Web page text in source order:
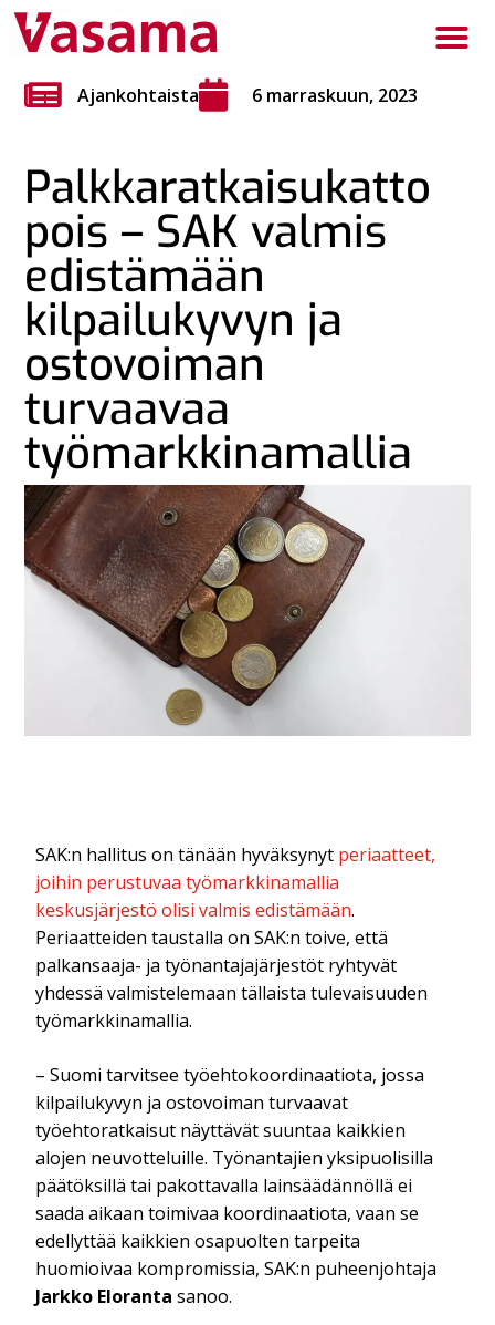
Ajankohtaista 6 marraskuun, 2023
Palkkaratkaisukatto
pois – SAK valmis
edistämään
kilpailukyvyn ja
ostovoiman
turvaavaa
työmarkkinamallia
SAK:n hallitus on tänään hyväksynyt periaatteet,
joihin perustuvaa työmarkkinamallia
keskusjärjestö olisi valmis edistämään.
Periaatteiden taustalla on SAK:n toive, että
palkansaaja- ja työnantajajärjestöt ryhtyvät
yhdessä valmistelemaan tällaista tulevaisuuden
työmarkkinamallia.
– Suomi tarvitsee työehtokoordinaatiota, jossa
kilpailukyvyn ja ostovoiman turvaavat
työehtoratkaisut näyttävät suuntaa kaikkien
alojen neuvotteluille. Työnantajien yksipuolisilla
päätöksillä tai pakottavalla lainsäädännöllä ei
saada aikaan toimivaa koordinaatiota, vaan se
edellyttää kaikkien osapuolten tarpeita
huomioivaa kompromissia, SAK:n puheenjohtaja
Jarkko Eloranta sanoo.